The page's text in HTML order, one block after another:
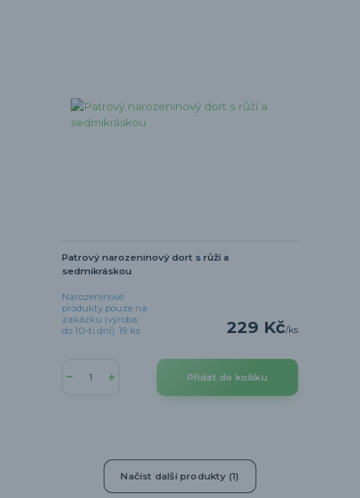
Patrový narozeninový dort s růží a
sedmikráskou
229 Kč/ks
Narozeninové
produkty pouze na
zakázku (výroba
do 10-ti dní). 19 ks
Přidat do košíku
Načíst další produkty (1)